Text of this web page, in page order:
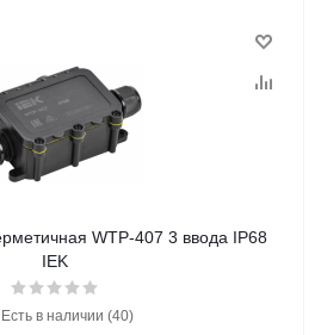
WTP-407 3 ввода IP68
IEK
Есть в наличии (40)